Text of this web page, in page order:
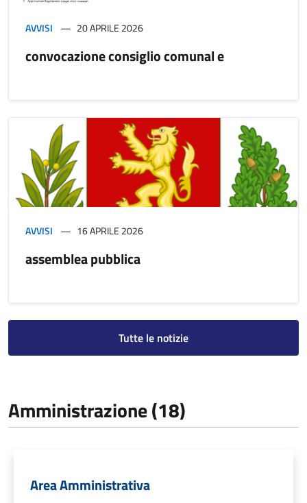
AVVISI 20 APRILE 2026
convocazione consiglio comunal e
AVVISI 16 APRILE 2026
assemblea pubblica
Tutte le notizie
Amministrazione (18)
Area Amministrativa